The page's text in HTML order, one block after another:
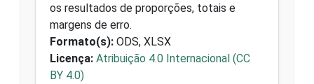
os resultados de proporções, totais e
margens de erro.
Formato(s): ODS, XLSX
Licença: Atribuição 4.0 Internacional (CC
BY 4.0)